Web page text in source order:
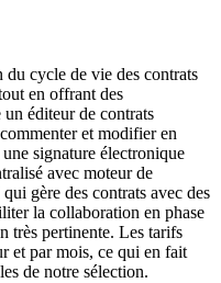
du cycle de vie des contrats
en offrant des
éditeur de contrats
et modifier en
signature électronique
avec moteur de
gère des contrats avec des
la collaboration en phase
très pertinente. Les tarifs
et par mois, ce qui en fait
de notre sélection.